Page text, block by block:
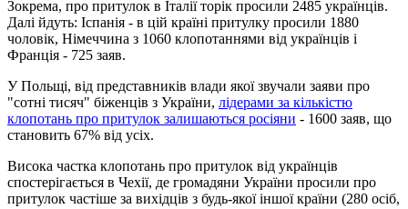
Зокрема, про притулок в Італії торік просили 2485 українців.
Далі йдуть: Іспанія - в цій країні притулку просили 1880
чоловік, Німеччина з 1060 клопотаннями від українців і
Франція - 725 заяв.
У Польщі, від представників влади якої звучали заяви про
"сотні тисяч" біженців з України, лідерами за кількістю
клопотань про притулок залишаються росіяни - 1600 заяв, що
становить 67% від усіх.
Висока частка клопотань про притулок від українців
спостерігається в Чехії, де громадяни України просили про
притулок частіше за вихідців з будь-якої іншої країни (280 осіб,